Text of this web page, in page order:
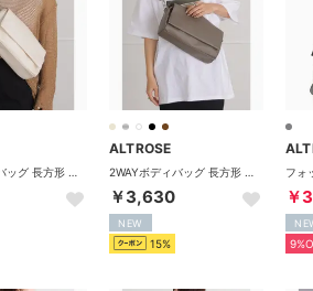
ALTROSE
￥3,630
NEW
15%
￥